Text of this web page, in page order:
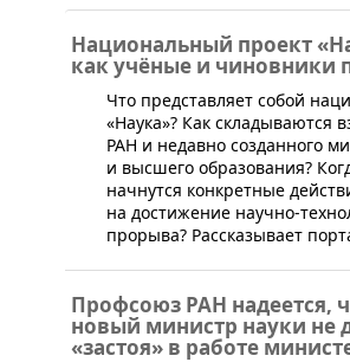
Национальный проект
как учёные и чиновники
​Что представляет собой
«Наука»? Как складываются
РАН и недавно созданного
и высшего образования?
начнутся конкретные
на достижение научно-
прорыва? Рассказывает
Профсоюз РАН надеется,
новый министр науки не
«застоя» в работе